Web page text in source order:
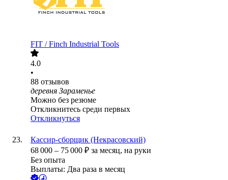
FIT / Finch Industrial Tools
4.0
•
88 отзывов
деревня Зараменье
Можно без резюме
Откликнитесь среди первых
Откликнуться
Кассир-сборщик (Некрасовский)
68 000 – 75 000 ₽ за месяц, на руки
Без опыта
Выплаты: Два раза в месяц